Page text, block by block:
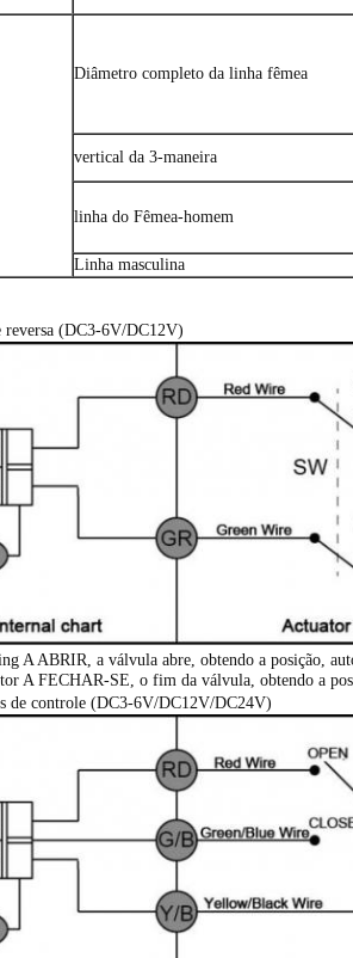
Diâmetro completo da linha fêmea
vertical da 3-maneira
linha do Fêmea-homem
Linha masculina
reversa (DC3-6V/DC12V)
A ABRIR, a válvula abre, obtendo a posição,
A FECHAR-SE, o fim da válvula, obtendo a
de controle (DC3-6V/DC12V/DC24V)